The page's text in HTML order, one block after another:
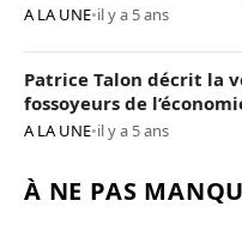
A LA UNE•il y a 5 ans
Patrice Talon décrit la
fossoyeurs de
A LA UNE•il y a 5 ans
À NE PAS